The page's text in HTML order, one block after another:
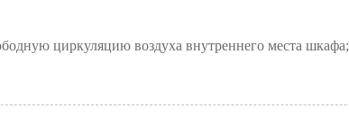
циркуляцию воздуха внутреннего места шкафа;